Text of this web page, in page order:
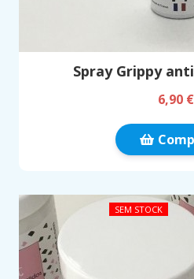
Spray Grippy
6,90 €
SEM STOCK